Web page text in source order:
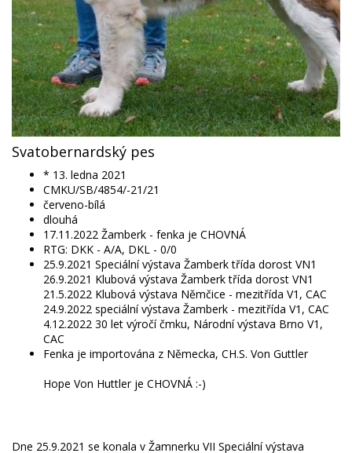
Svatobernardský pes
* 13. ledna 2021
CMKU/SB/4854/-21/21
červeno-bílá
dlouhá
17.11.2022 Žamberk - fenka je CHOVNÁ
RTG: DKK - A/A, DKL - 0/0
25.9.2021 Speciální výstava Žamberk třída dorost VN1
26.9.2021 Klubová výstava Žamberk třída dorost VN1
21.5.2022 Klubová výstava Němčice - mezitřída V1, CAC
24.9.2022 speciální výstava Žamberk - mezitřída V1, CAC
4.12.2022 30 let výročí čmku, Národní výstava Brno V1,
Fenka je importována z Německa, CH.S. Von Guttler
Hope Von Huttler je CHOVNÁ :-)
Dne 25.9.2021 se konala v Žamnerku VII Speciální výstava